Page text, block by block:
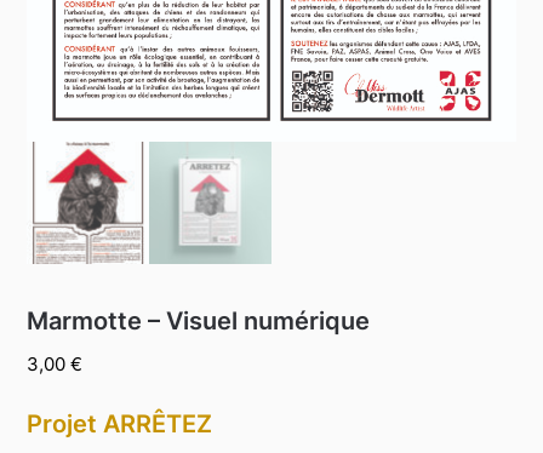
Marmotte – Visuel numérique
3,00€
Projet ARRÊTEZ